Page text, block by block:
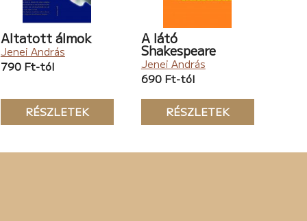
Altatott álmok
Jenei András
790 Ft-tól
RÉSZLETEK
A látó
Shakespeare
Jenei András
690 Ft-tól
RÉSZLETEK